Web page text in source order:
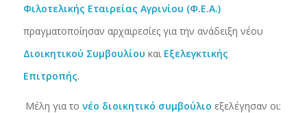
Φιλοτελικής Εταιρείας Αγρινίου (Φ.Ε.Α.)
πραγματοποίησαν αρχαιρεσίες για την ανάδειξη νέου
Διοικητικού Συμβουλίου και Εξελεγκτικής
Επιτροπής.
Μέλη για τονέο διοικητικό συμβούλιο εξελέγησαν οι: